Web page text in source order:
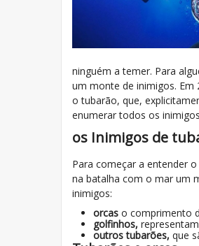
ninguém a temer. Para
um monte de inimigos.
o tubarão, que,
enumerar todos os
os Inimigos de
Para começar a entender
na batalha com o mar um
inimigos:
orcas o comprimento
golfinhos,
outros tubarões, que